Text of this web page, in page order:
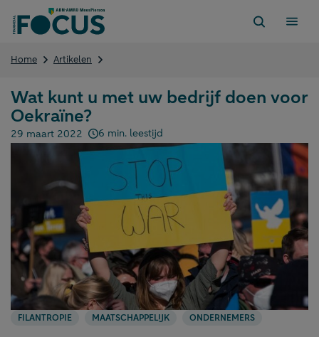
naar
Home Artikelen
met
bedrijf
doen
voor
Oekraïne?
Wat kunt u met uw bedrijf doen voor
Oekraïne?
Gepubliceerd op:
29 maart 2022 6 min. leestijd
FILANTROPIE MAATSCHAPPELIJK ONDERNEMERS